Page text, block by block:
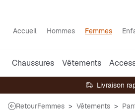
Accueil Hommes Femmes
Chaussures Vêtements
Livraison
RetourFemmes Vêtements